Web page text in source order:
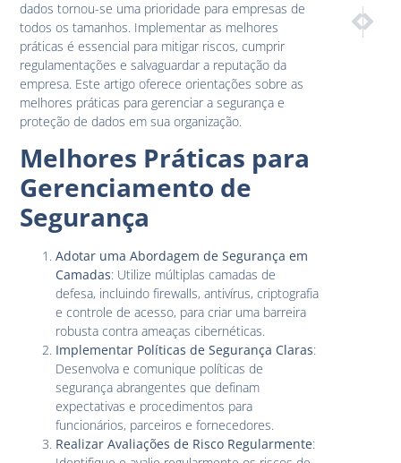
dados tornou-se uma prioridade para empresas de
todos os tamanhos. Implementar as melhores
práticas é essencial para mitigar riscos, cumprir
regulamentações e salvaguardar a reputação da
empresa. Este artigo oferece orientações sobre as
melhores práticas para gerenciar a segurança e
proteção de dados em sua organização.
Melhores Práticas para
Gerenciamento de
Segurança
Adotar uma Abordagem de Segurança em
Camadas: Utilize múltiplas camadas de
defesa, incluindo firewalls, antivírus, criptografia
e controle de acesso, para criar uma barreira
robusta contra ameaças cibernéticas.
Implementar Políticas de Segurança Claras:
Desenvolva e comunique políticas de
segurança abrangentes que definam
expectativas e procedimentos para
funcionários, parceiros e fornecedores.
Realizar Avaliações de Risco Regularmente: